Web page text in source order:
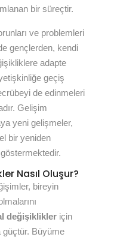
bir süreçtir.
ve problemleri
gençlerden, kendi
adapte
geçiş
de edinmeleri
Gelişim
yeni gelişmeler,
bir yeniden
Nasıl Oluşur?
bireyin
değişiklikleriçin
Büyüme